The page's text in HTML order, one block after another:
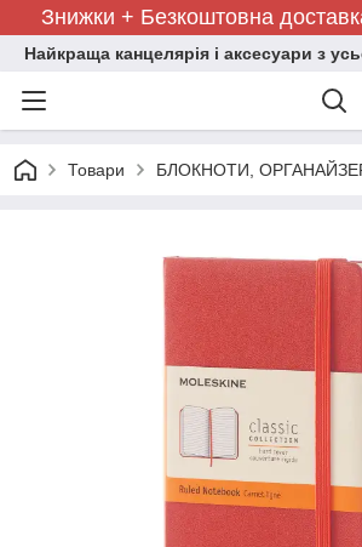
Знижки + Безкоштовна
Найкраща канцелярія і аксесуари з
Товари БЛОКНОТИ,